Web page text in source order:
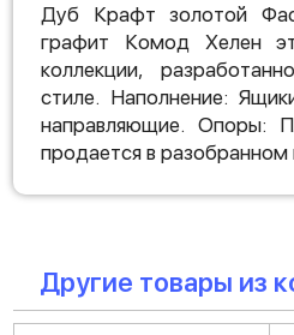
Дуб Крафт золотой
графит Комод Хелен
коллекции,
стиле. Наполнение:
направляющие. Опоры:
продается в разобранном
Другие товары из